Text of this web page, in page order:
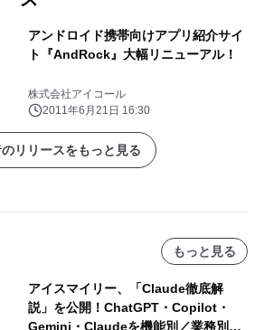
アンドロイド携帯向けアプリ紹介サイ
ト『AndRock』大幅リニューアル！
株式会社アイコール
2011年6月21日 16:30
リリースをもっと見る
もっと見る
アイスマイリー、「Claude徹底解
説」を公開！ChatGPT・Copilot・
Gemini・Claudeを機能別／業務別に